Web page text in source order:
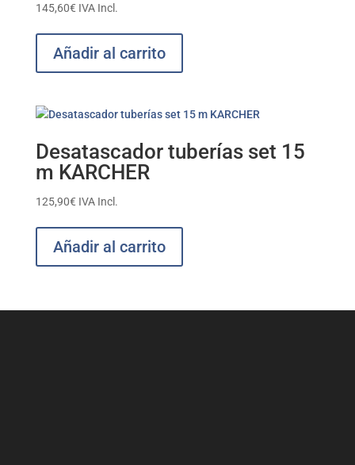
145,60€ IVA Incl.
Añadir al carrito
Desatascador tuberías set 15
m KARCHER
125,90€ IVA Incl.
Añadir al carrito